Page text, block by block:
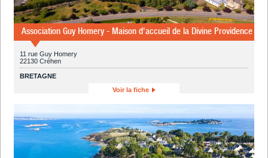
Association Guy Homery - Maison d'accueil de la Divine Providence
11 rue Guy Homery
22130 Créhen
BRETAGNE
Voir la fiche